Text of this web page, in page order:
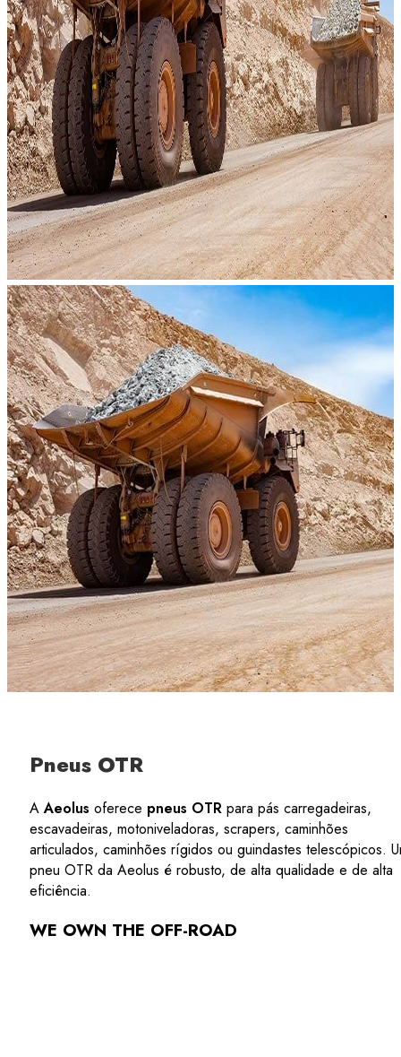
Pneus OTR
AAeolus oferece pneus OTR para pás carregadeiras,
escavadeiras, motoniveladoras, scrapers, caminhões
articulados, caminhões rígidos ou guindastes telescópicos.
pneu OTR da Aeolus é robusto, de alta qualidade e de alta
eficiência.
WE OWN THE OFF-ROAD